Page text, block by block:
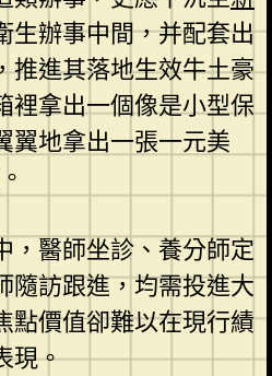
生辦事中間，并配套出
推進其落地生效牛土豪
裡拿出一個像是小型保
翼地拿出一張一元美
，醫師坐診、養分師定
隨訪跟進，均需投進大
點價值卻難以在現行績
現。